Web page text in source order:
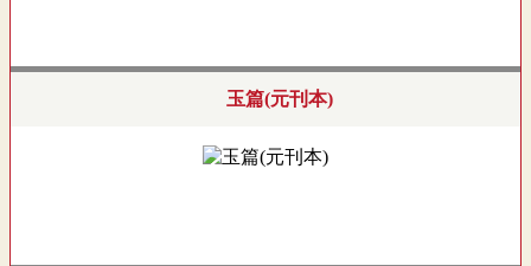
玉篇(元刊本)